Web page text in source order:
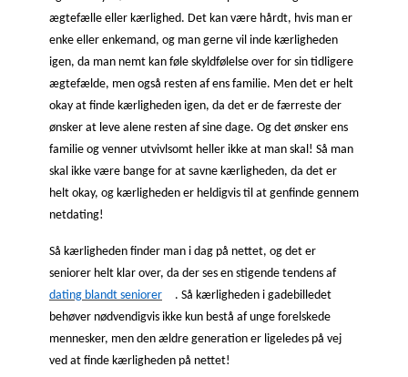
ægtefælle eller kærlighed. Det kan være hårdt, hvis man er
enke eller enkemand, og man gerne vil inde kærligheden
igen, da man nemt kan føle skyldfølelse over for sin tidligere
ægtefælde, men også resten af ens familie. Men det er helt
okay at finde kærligheden igen, da det er de færreste der
ønsker at leve alene resten af sine dage. Og det ønsker ens
familie og venner utvivlsomt heller ikke at man skal! Så man
skal ikke være bange for at savne kærligheden, da det er
helt okay, og kærligheden er heldigvis til at genfinde gennem
netdating!
Så kærligheden finder man i dag på nettet, og det er
seniorer helt klar over, da der ses en stigende tendens af
dating blandt seniorer
. Så kærligheden i gadebilledet
behøver nødvendigvis ikke kun bestå af unge forelskede
mennesker, men den ældre generation er ligeledes på vej
ved at finde kærligheden på nettet!